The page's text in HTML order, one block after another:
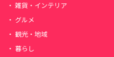
雑貨・インテリア
グルメ
観光・地域
暮らし